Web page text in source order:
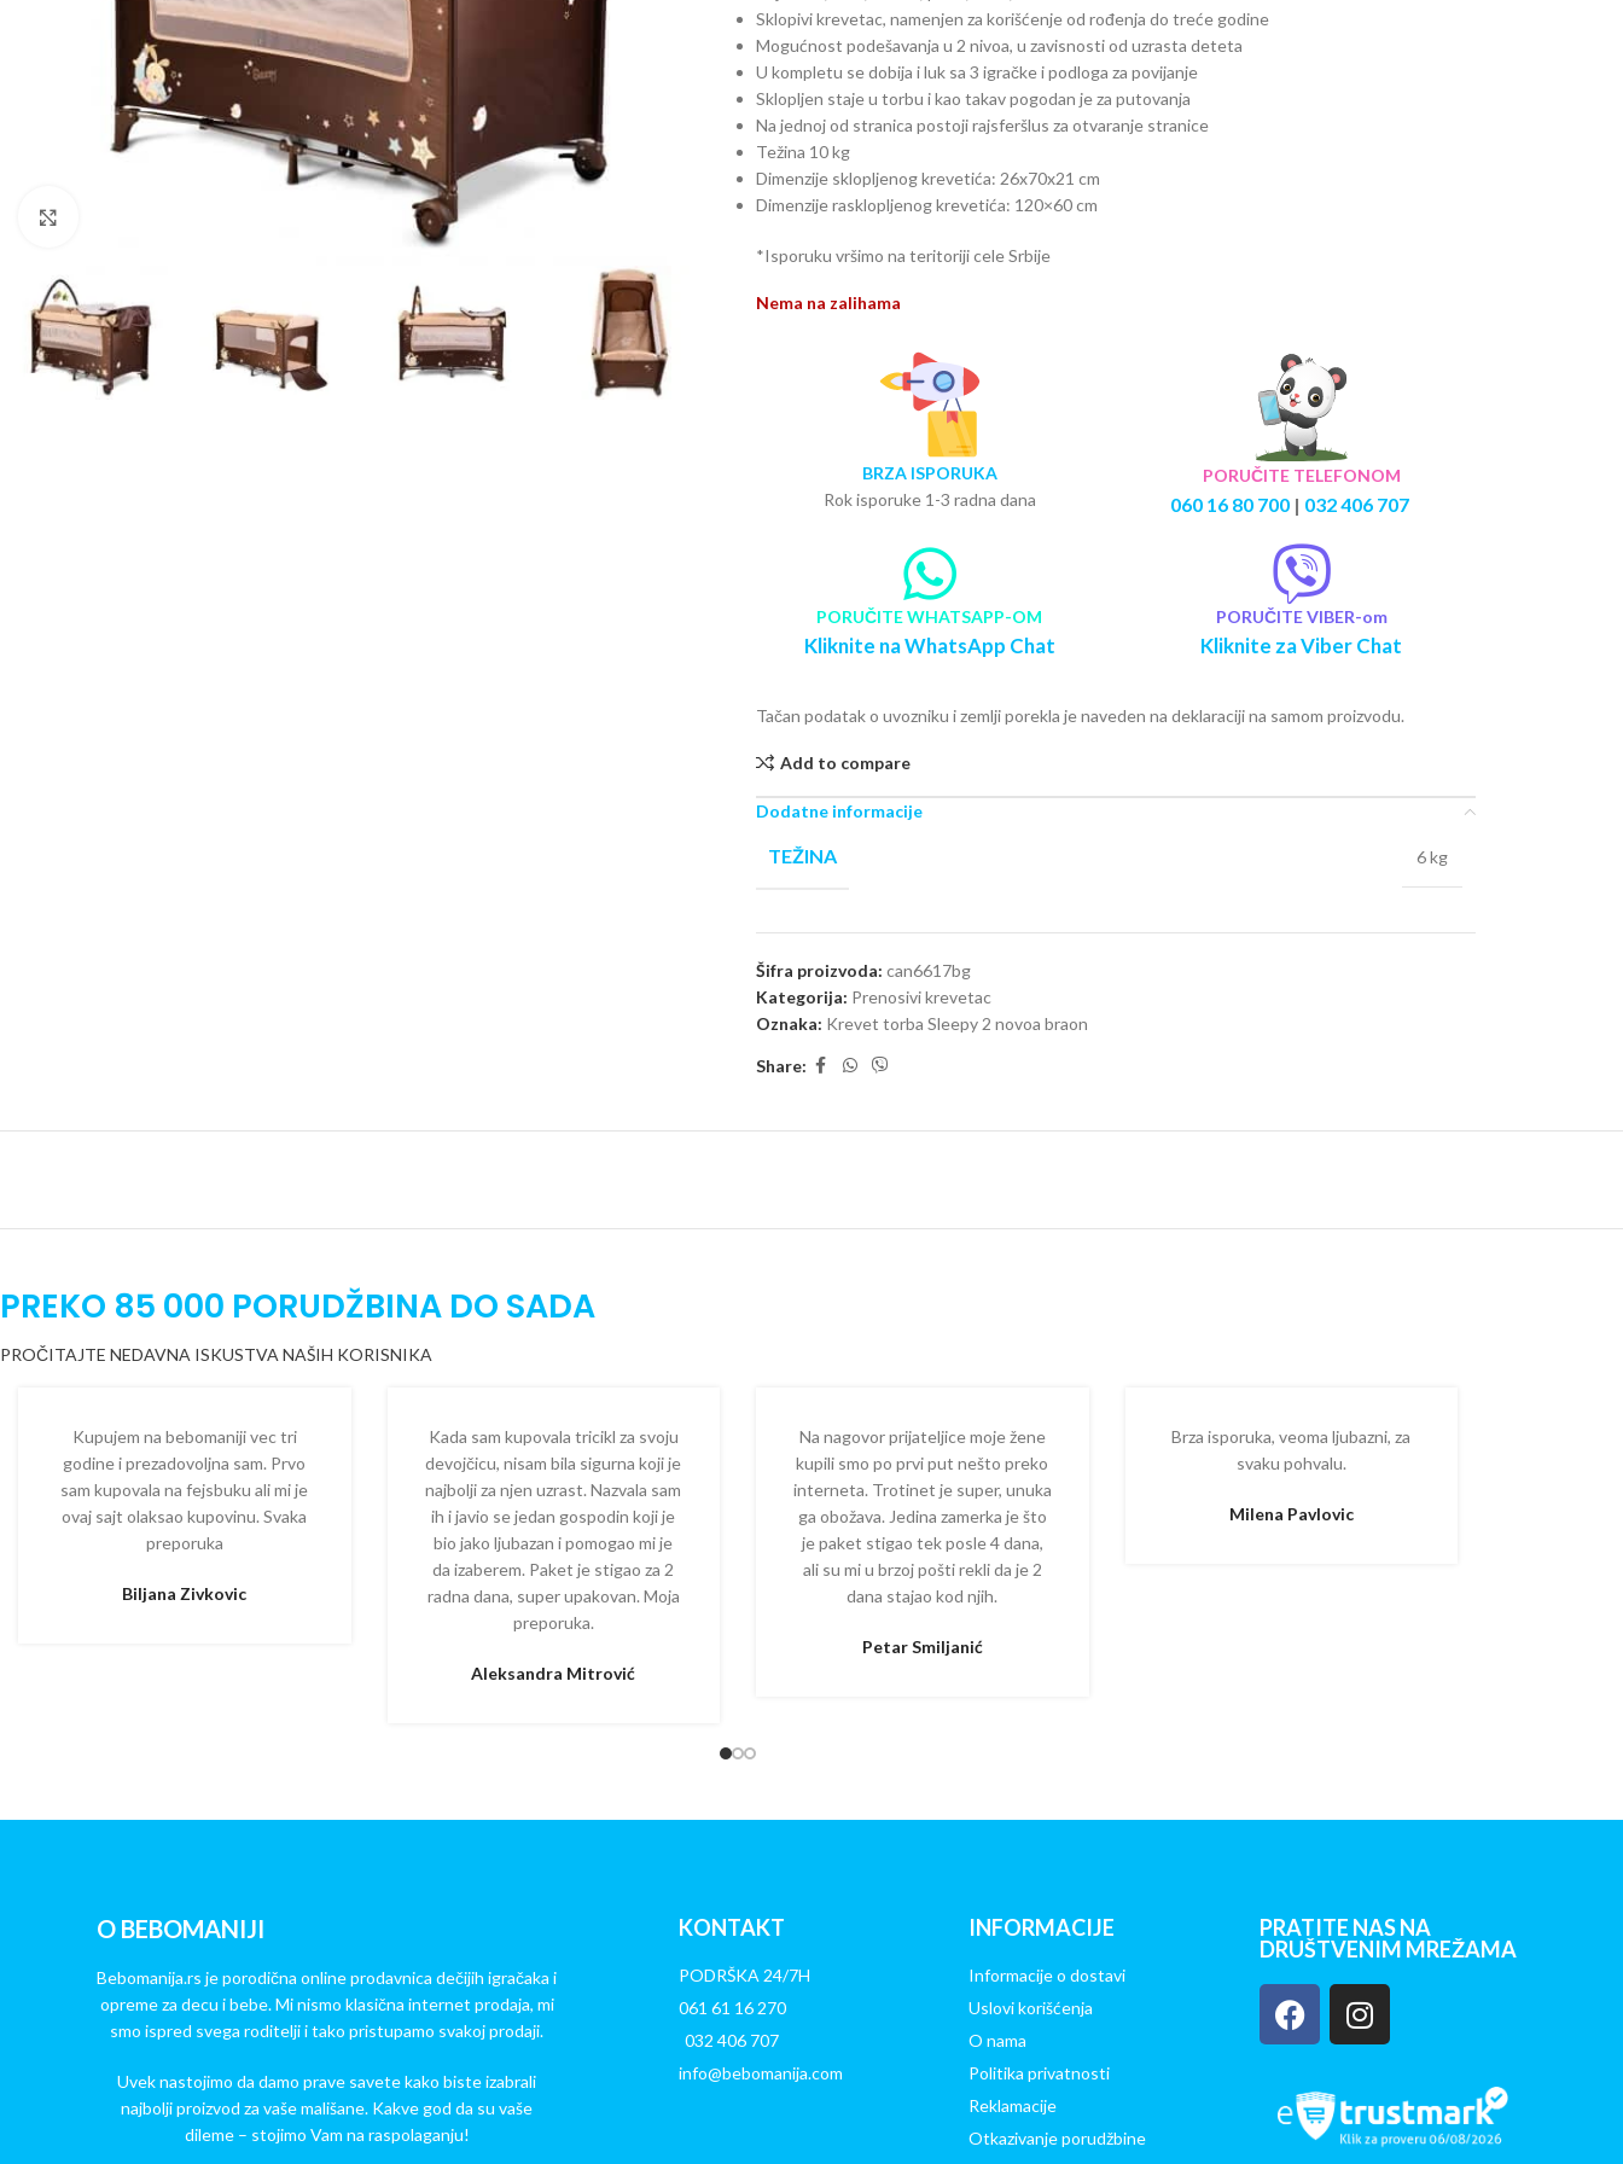
Sklopivi krevetac, namenjen za korišćenje od rođenja do treće godine
Mogućnost podešavanja u 2 nivoa, u zavisnosti od uzrasta deteta
U kompletu se dobija i luk sa 3 igračke i podloga za povijanje
Sklopljen staje u torbu i kao takav pogodan je za putovanja
Na jednoj od stranica postoji rajsferšlus za otvaranje stranice
Težina 10 kg
Dimenzije sklopljenog krevetića: 26x70x21 cm
Dimenzije rasklopljenog krevetića: 120×60 cm
*Isporuku vršimo na teritoriji cele Srbije
Nema na zalihama
BRZA ISPORUKA
Rok isporuke 1-3 radna dana
PORUČITE TELEFONOM
060 16 80 700| 032 406 707
PORUČITE WHATSAPP-OM
Kliknite na WhatsApp Chat
PORUČITE VIBER-om
Kliknite za Viber Chat
Tačan podatak o uvozniku i zemlji porekla je naveden na deklaraciji na samom proizvodu.
Add to compare
Dodatne informacije
TEŽINA 6 kg
Šifra proizvoda: can6617bg
Kategorija: Prenosivi krevetac
Oznaka: Krevet torba Sleepy 2 novoa braon
Share:
PREKO 85 000 PORUDŽBINA DO SADA
PROČITAJTE NEDAVNA ISKUSTVA NAŠIH KORISNIKA
Kupujem na bebomaniji vec tri
godine i prezadovoljna sam. Prvo
sam kupovala na fejsbuku ali mi je
ovaj sajt olaksao kupovinu. Svaka
preporuka
Biljana Zivkovic
Kada sam kupovala tricikl za svoju
devojčicu, nisam bila sigurna koji je
najbolji za njen uzrast. Nazvala sam
ih i javio se jedan gospodin koji je
bio jako ljubazan i pomogao mi je
da izaberem. Paket je stigao za 2
radna dana, super upakovan. Moja
preporuka.
Aleksandra Mitrović
Na nagovor prijateljice moje žene
kupili smo po prvi put nešto preko
interneta. Trotinet je super, unuka
ga obožava. Jedina zamerka je što
je paket stigao tek posle 4 dana,
ali su mi u brzoj pošti rekli da je 2
dana stajao kod njih.
Petar Smiljanić
Brza isporuka, veoma ljubazni, za
svaku pohvalu.
Milena Pavlovic
O BEBOMANIJI
Bebomanija.rs je porodična online prodavnica dečijih igračaka i
opreme za decu i bebe. Mi nismo klasična internet prodaja, mi
smo ispred svega roditelji i tako pristupamo svakoj prodaji.
Uvek nastojimo da damo prave savete kako biste izabrali
najbolji proizvod za vaše mališane. Kakve god da su vaše
dileme – stojimo Vam na raspolaganju!
KONTAKT
PODRŠKA 24/7H
061 61 16 270
032 406 707
info@bebomanija.com
INFORMACIJE
Informacije o dostavi
Uslovi korišćenja
O nama
Politika privatnosti
Reklamacije
Otkazivanje porudžbine
PRATITE NAS NA
DRUŠTVENIM MREŽAMA